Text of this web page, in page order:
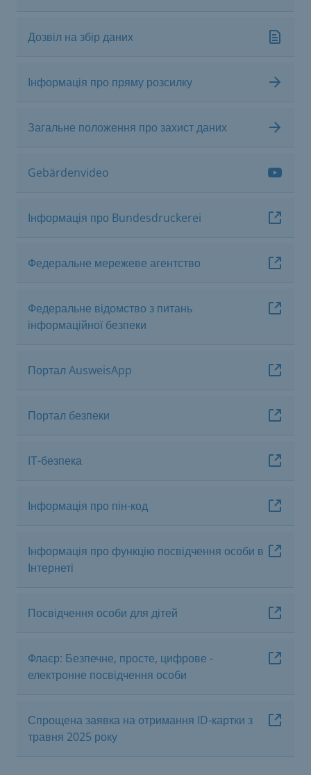
Дозвіл на збір даних
Інформація про пряму розсилку
Загальне положення про захист даних
Gebärdenvideo
Інформація про Bundesdruckerei
Федеральне мережеве агентство
Федеральне відомство з питань
інформаційної безпеки
Портал AusweisApp
Портал безпеки
ІТ-безпека
Інформація про пін-код
Інформація про функцію посвідчення особи в
Інтернеті
Посвідчення особи для дітей
Флаєр: Безпечне, просте, цифрове -
електронне посвідчення особи
Спрощена заявка на отримання ID-картки з
травня 2025 року